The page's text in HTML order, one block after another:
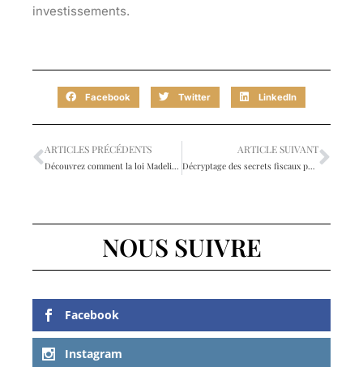
investissements.
Facebook Twitter LinkedIn
ARTICLES PRÉCÉDENTS
Découvrez comment la loi Madelin booste vos investissements immobiliers
ARTICLE SUIVANT
Décryptage des secrets fiscaux pour investir malin dans l’immobilier
NOUS SUIVRE
Facebook
Instagram